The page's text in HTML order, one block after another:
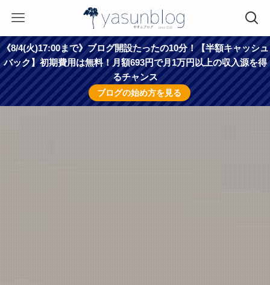
《8/4(火)17:00まで》ブログ開設たったの10分！【半額キャッシュ
バック】初期費用は無料！月額693円で月1万円以上の収入源を得
るチャンス
ブログの始め方を見る